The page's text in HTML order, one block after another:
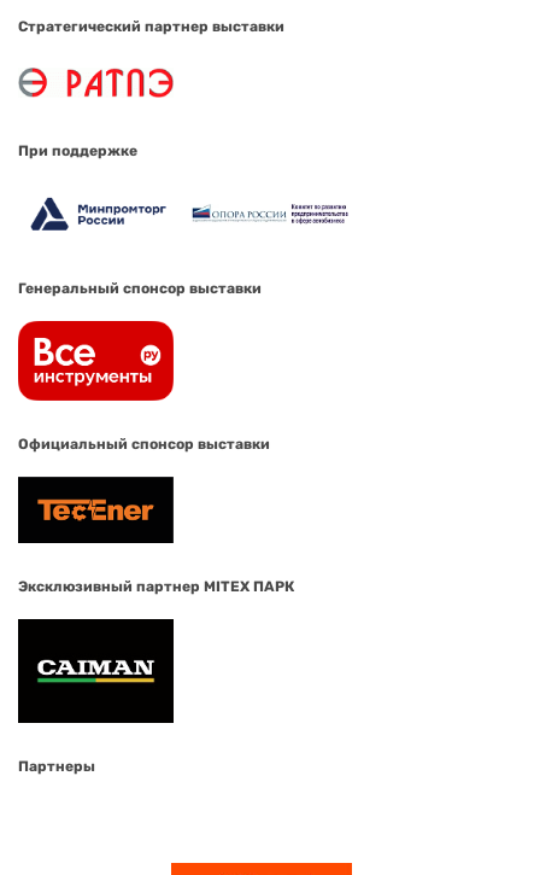
Стратегический партнер выставки
При поддержке
Генеральный спонсор выставки
Официальный спонсор выставки
Эксклюзивный партнер MITEX ПАРК
Партнеры